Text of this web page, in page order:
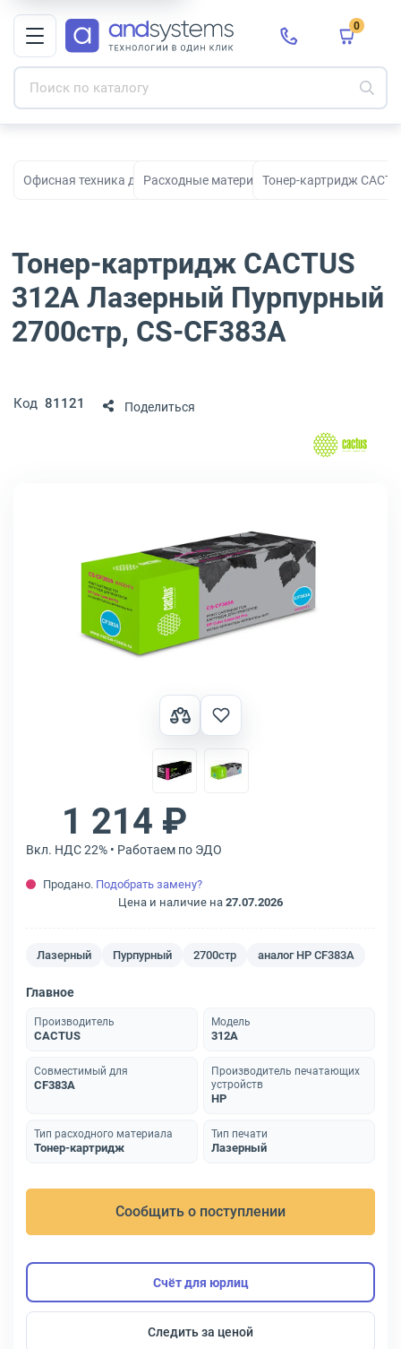
0
Офисная техника для печати, сканирования и
Расходные материалы для принтеров и
Тонер-картридж
Тонер-картридж CACTUS
312A Лазерный Пурпурный
2700стр, CS-CF383A
Код 81121 Поделиться
1 214 ₽
Вкл. НДС 22% • Работаем по ЭДО
Продано. Подобрать замену?
Цена и наличие на 27.07.2026
Лазерный Пурпурный 2700стр аналог HP CF383A
Главное
Производитель
CACTUS
Модель
312A
Совместимый для
CF383A
Производитель печатающих
устройств
HP
Тип расходного материала
Тонер-картридж
Тип печати
Лазерный
Сообщить о поступлении
Счёт для юрлиц
Следить за ценой